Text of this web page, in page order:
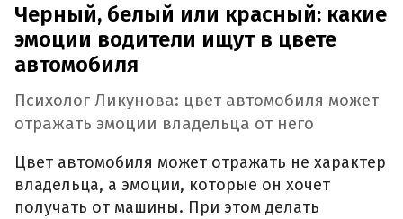
Черный, белый или красный: какие
эмоции водители ищут в цвете
автомобиля
Психолог Ликунова: цвет автомобиля может
отражать эмоции владельца от него
Цвет автомобиля может отражать не характер
владельца, а эмоции, которые он хочет
получать от машины. При этом делать